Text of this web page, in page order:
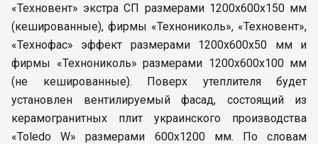
«Техновент» экстра СП размерами 1200х600х150 мм
(кешированные), фирмы «Технониколь», «Техновент»,
«Технофас» эффект размерами 1200х600х50 мм и
фирмы «Технониколь» размерами 1200х600х100 мм
(не кешированные). Поверх утеплителя будет
установлен вентилируемый фасад, состоящий из
керамогранитных плит украинского производства
«Toledo W» размерами 600х1200 мм. По словам